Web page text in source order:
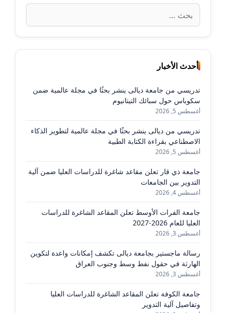
البحث
عن:
أحدث الأخبار
تدريسي من جامعة ديالى ينشر بحثًا في مجلة عالمية ضمن
سكوباس حول سبائك التيتانيوم
أغسطس 5, 2026
تدريسي من ديالى ينشر بحثًا في مجلة عالمية لتطوير الذكاء
الاصطناعي بقراءة الكتابة الطبية
أغسطس 5, 2026
جامعة ذي قار تعلن مقاعد شاغرة للدراسات العليا ضمن آلية
التدوير بين الجامعات
أغسطس 4, 2026
جامعة الفرات الأوسط تعلن المقاعد الشاغرة للدراسات
العليا للعام 2026-2027
أغسطس 3, 2026
رسالة ماجستير بجامعة ديالى تكشف إمكانات واعدة لتكوين
الهارثة في حقول نفط وسط وجنوب العراق
أغسطس 3, 2026
جامعة الكوفة تعلن المقاعد الشاغرة للدراسات العليا
وتفاصيل آلية التدوير